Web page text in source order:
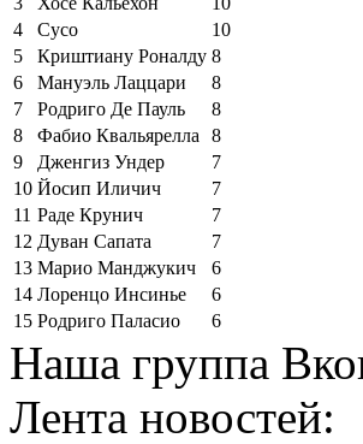
4
Сусо
10
5
Криштиану Роналду 8
6
Мануэль Лаццари
8
7
Родриго Де Пауль
8
8
Фабио Квальярелла
8
9
Дженгиз Ундер
7
10 Йосип Иличич
7
11 Раде Крунич
7
12 Дуван Сапата
7
13 Марио Манджукич
6
14 Лоренцо Инсинье
6
15 Родриго Паласио 6
Наша группа
Лента новостей: